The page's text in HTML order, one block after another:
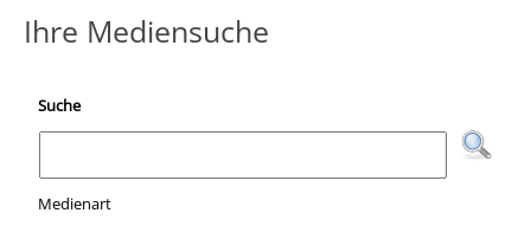
Ihre Mediensuche
Suche
Medienart